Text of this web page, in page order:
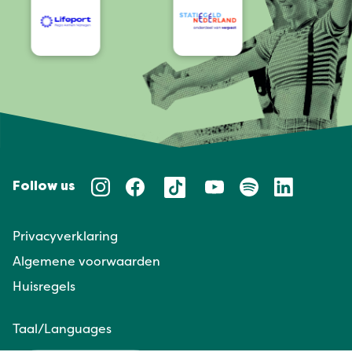
Follow us
Privacyverklaring
Algemene voorwaarden
Huisregels
Taal/Languages